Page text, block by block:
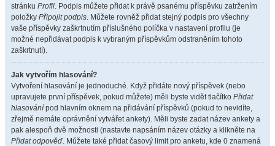
stránku Profil. Podpis můžete přidat k právě psanému příspěvku zatržením
položky Připojit podpis. Můžete rovněž přidat stejný podpis pro všechny
vaše příspěvky zaškrtnutím příslušného políčka v nastavení profilu (je
možné nepřidávat podpis k vybraným příspěvkům odstraněním tohoto
zaškrtnutí).
Jak vytvořím hlasování?
Vytvoření hlasování je jednoduché. Když přidáte nový příspěvek (nebo
upravujete první příspěvek, pokud můžete) měli byste vidět tlačítko Přidat
hlasování pod hlavním oknem na přidávání příspěvků (pokud to nevidíte,
zřejmě nemáte oprávnění vytvářet ankety). Měli byste zadat název ankety a
pak alespoň dvě možnosti (nastavte napsáním název otázky a klikněte na
Přidat odpověď. Můžete také přidat časový limit pro anketu, kde 0 znamená